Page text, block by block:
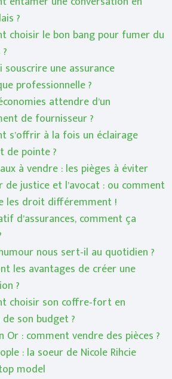
?
choisir le bon bang pour fumer du
souscrire une assurance
professionnelle ?
attendre d’un
de fournisseur ?
s’offrir à la fois un éclairage
de pointe ?
à vendre : les pièges à éviter
de justice et l’avocat : ou comment
les droit différemment !
d’assurances, comment ça
nous sert-il au quotidien ?
les avantages de créer une
?
choisir son coffre-fort en
son budget ?
Or : comment vendre des pièces ?
: la soeur de Nicole Rihcie
model